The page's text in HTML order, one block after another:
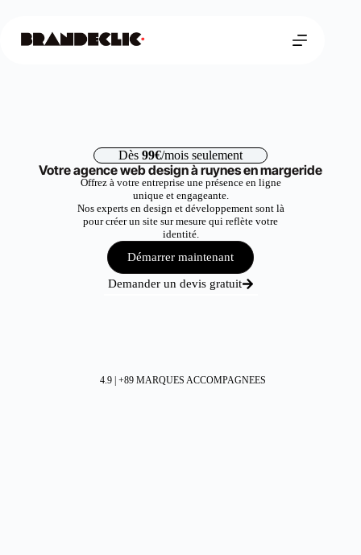
Dès 99€/mois seulement
Votre agence web design à ruynes en margeride
Offrez à votre entreprise une présence en ligne
unique et engageante.
Nos experts en design et développement sont là
pour créer un site sur mesure qui reflète votre
identité.
Démarrer maintenant
Demander un devis gratuit
4.9 | +89 MARQUES ACCOMPAGNEES